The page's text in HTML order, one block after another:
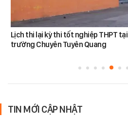
Lịch thi lại kỳ thi tốt nghiệp THPT tại
trường Chuyên Tuyên Quang
TIN MỚI CẬP NHẬT